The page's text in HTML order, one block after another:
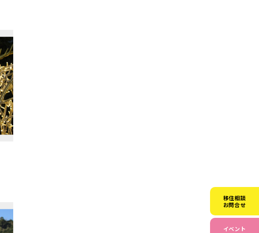
移住相談
お問合せ
イベント